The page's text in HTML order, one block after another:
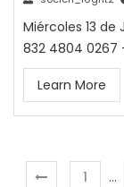
Miércoles 13 de
832 4804 0267
Learn More
1 …